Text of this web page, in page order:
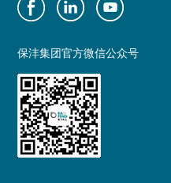
保沣集团官方微信公众号